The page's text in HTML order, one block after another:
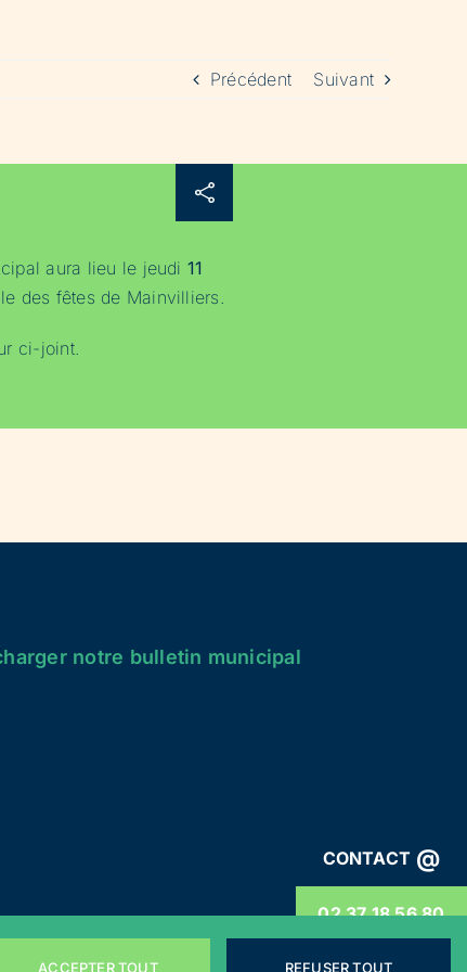
CONTACT @
02 37 18 56 80
Précédent Suivant
aura lieu le jeudi 11
des fêtes de Mainvilliers.
ci-joint.
notre bulletin municipal
ACCEPTER TOUT REFUSER TOUT